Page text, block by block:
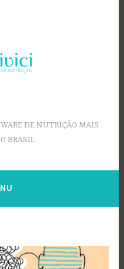
DE NUTRIÇÃO MAIS
BRASIL